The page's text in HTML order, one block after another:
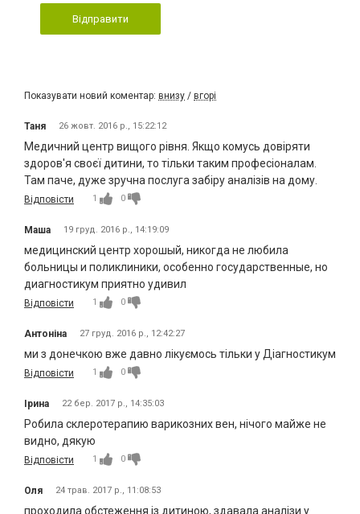
Відправити
Показувати новий коментар: внизу / вгорі
Таня 26 жовт. 2016 р., 15:22:12
Медичний центр вищого рівня. Якщо комусь довіряти
здоров'я своєї дитини, то тільки таким професіоналам.
Там паче, дуже зручна послуга забіру аналізів на дому.
Відповісти 1 0
Маша 19 груд. 2016 р., 14:19:09
медицинский центр хорошый, никогда не любила
больницы и поликлиники, особенно государственные, но
диагностикум приятно удивил
Відповісти 1 0
Антоніна 27 груд. 2016 р., 12:42:27
ми з донечкою вже давно лікуємось тільки у Діагностикум
Відповісти 1 0
Ірина 22 бер. 2017 р., 14:35:03
Робила склеротерапию варикозних вен, нічого майже не
видно, дякую
Відповісти 1 0
Оля 24 трав. 2017 р., 11:08:53
проходила обстеження із дитиною, здавала аналізи у